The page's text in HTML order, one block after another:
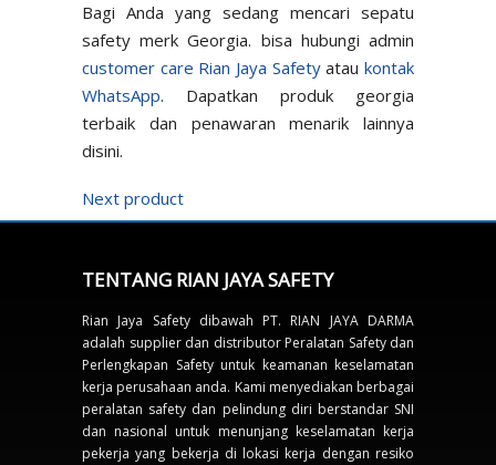
Bagi Anda yang sedang mencari sepatu
safety merk Georgia. bisa hubungi admin
customer care Rian Jaya Safetyataukontak
WhatsApp. Dapatkan produk georgia
terbaik dan penawaran menarik lainnya
disini.
Next product
TENTANG RIAN JAYA SAFETY
Rian Jaya Safety dibawah PT. RIAN JAYA DARMA
adalah supplier dan distributor Peralatan Safety dan
Perlengkapan Safety untuk keamanan keselamatan
kerja perusahaan anda. Kami menyediakan berbagai
peralatan safety dan pelindung diri berstandar SNI
dan nasional untuk menunjang keselamatan kerja
pekerja yang bekerja di lokasi kerja dengan resiko